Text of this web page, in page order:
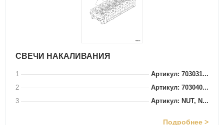
СВЕЧИ НАКАЛИВАНИЯ
1
Артикул: 703031...
2
Артикул: 703040...
3
Артикул: NUT, N...
Подробнее >